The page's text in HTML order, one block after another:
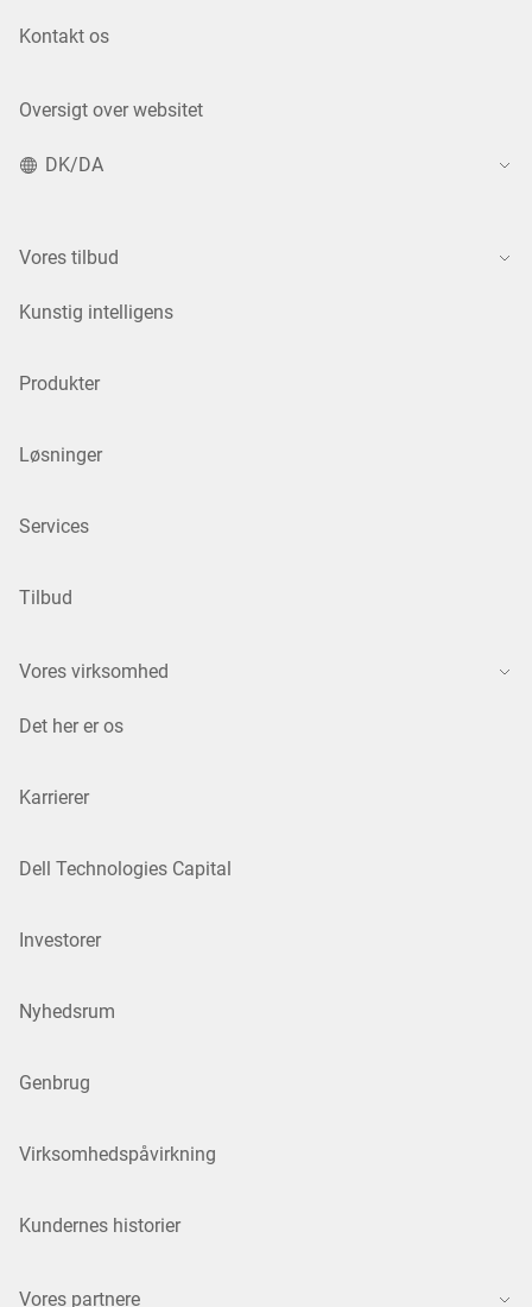
Kontakt os
Oversigt over websitet
DK/DA
Vores tilbud
Kunstig intelligens
Produkter
Løsninger
Services
Tilbud
Vores virksomhed
Det her er os
Karrierer
Dell Technologies Capital
Investorer
Nyhedsrum
Genbrug
Virksomhedspåvirkning
Kundernes historier
Vores partnere